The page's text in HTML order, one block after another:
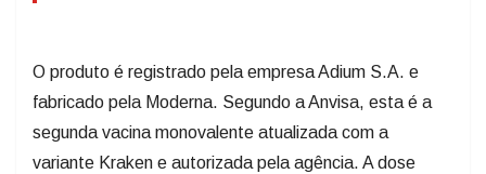
O produto é registrado pela empresa Adium S.A. e
fabricado pela Moderna. Segundo a Anvisa, esta é a
segunda vacina monovalente atualizada com a
variante Kraken e autorizada pela agência. A dose